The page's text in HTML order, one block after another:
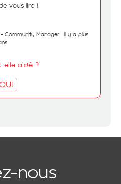
vous lire !
Community Manager il y a plus
elle aidé ?
nous